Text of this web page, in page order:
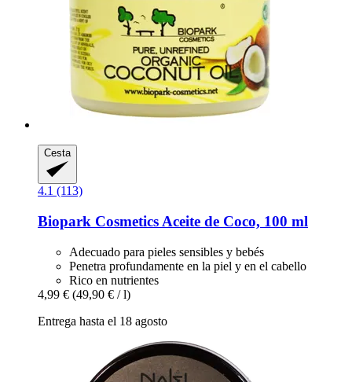
Cesta
4.1 (113)
Biopark Cosmetics Aceite de Coco, 100 ml
Adecuado para pieles sensibles y bebés
Penetra profundamente en la piel y en el cabello
Rico en nutrientes
4,99 € (49,90 € / l)
Entrega hasta el 18 agosto